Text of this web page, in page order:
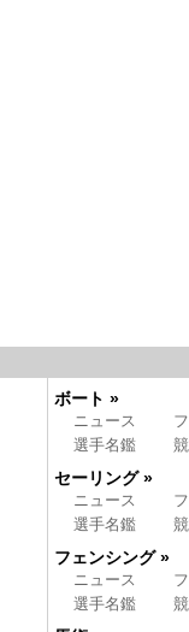
ボート »
ニュース
選手名鑑
セーリング »
ニュース
選手名鑑
フェンシング »
ニュース
選手名鑑